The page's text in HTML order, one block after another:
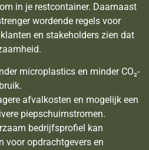
in je restcontainer. Daarnaast
wordende regels voor
en stakeholders zien dat
microplastics en minder CO₂-
afvalkosten en mogelijk een
piepschuimstromen.
bedrijfsprofiel kan
voor opdrachtgevers en